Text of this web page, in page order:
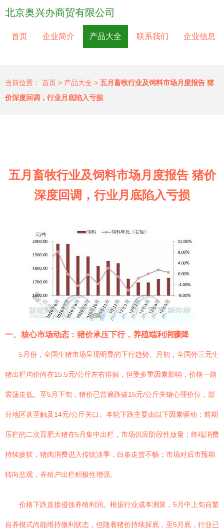
北京奥兴办商贸有限公司
首页 企业简介 产品大全 联系我们 企业信息
当前位置： 首页 > 产品大全 > 五月畜牧行业及饲料市场月度报告 猪
价深度回调，行业月底陷入亏损
五月畜牧行业及饲料市场月度报告 猪价
深度回调，行业月底陷入亏损
一、核心市场动态：猪价承压下行，养殖端利润骤降
5月份，全国生猪市场呈现明显的下行趋势。月初，全国外三元生
猪出栏均价尚在15.5元/公斤左右徘徊，但受多重因素影响，价格一路
震荡走低。至5月下旬，猪价已普遍跌破15元/公斤关键心理价位，部
分地区甚至触及14元/公斤关口。本轮下跌主要由以下因素驱动：前期
压栏的二次育肥大猪在5月集中出栏，市场供应阶段性放量；终端消费
持续疲软，猪肉消费进入传统淡季，白条走货不畅；市场对后市预期
转向悲观，养殖户出栏积极性增强。
价格下跌直接侵蚀养殖利润。根据行业成本测算，5月中上旬自繁
自养模式尚能维持微利状态，但随着猪价持续探底，至5月底，行业已